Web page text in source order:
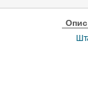
Опис